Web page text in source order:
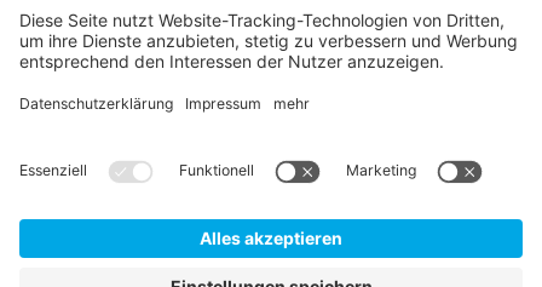
Kontakt
Mehrwertsteuer, Verpackung und Versandkosten.
Impressum Datenschutz